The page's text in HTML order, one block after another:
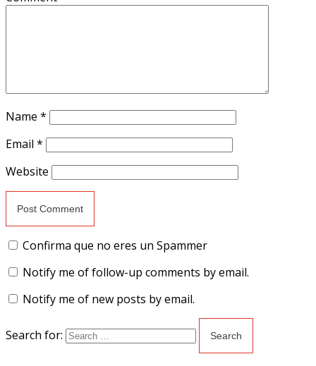
Name *
Email *
Website
Confirma que no eres un Spammer
Notify me of follow-up comments by email.
Notify me of new posts by email.
Search for: